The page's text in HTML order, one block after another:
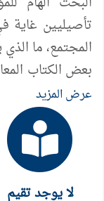
تأصيليين غاية
المجتمع، ما
بعض الكتاب
دمجي، وذلك من
مع الإنسان
تحلق محاور
الشهير كيف
كونْراد؟، رغم
عرض المزيد
لا يوجد تقيم